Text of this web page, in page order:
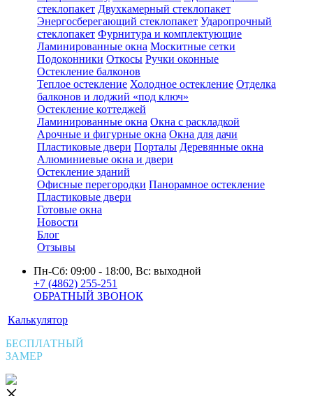
стеклопакет Двухкамерный стеклопакет
Энергосберегающий стеклопакет Ударопрочный
стеклопакет Фурнитура и комплектующие
Ламинированные окна Москитные сетки
Подоконники Откосы Ручки оконные
Остекление балконов
Теплое остекление Холодное остекление Отделка
балконов и лоджий «под ключ»
Остекление коттеджей
Ламинированные окна Окна с раскладкой
Арочные и фигурные окна Окна для дачи
Пластиковые двери Порталы Деревянные окна
Алюминиевые окна и двери
Остекление зданий
Офисные перегородки Панорамное остекление
Пластиковые двери
Готовые окна
Новости
Блог
Отзывы
Пн-Сб: 09:00 - 18:00, Вс: выходной
+7 (4862) 255-251
ОБРАТНЫЙ ЗВОНОК
Калькулятор
БЕСПЛАТНЫЙ
ЗАМЕР